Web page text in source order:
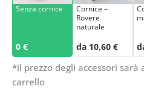
Senza cornice
0 €
Cornice –
Rovere
naturale
da 10,60 €
*il prezzo degli accessori
carrello